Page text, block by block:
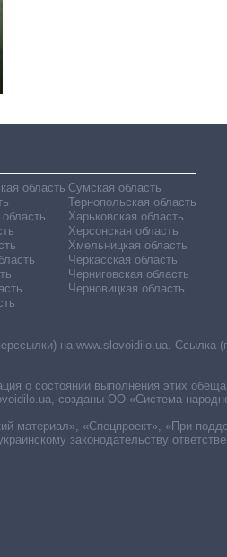
область Сумская область
Тернопольская область
Харьковская область
Херсонская область
Хмельницкая область
Черкасская область
Черниговская область
Черновицкая область
на www.slovoidilo.ua. Ссылка
о состоянии выполнения этих
созданы ОО «Система
материал», «Спецпроект», «При
законодательству